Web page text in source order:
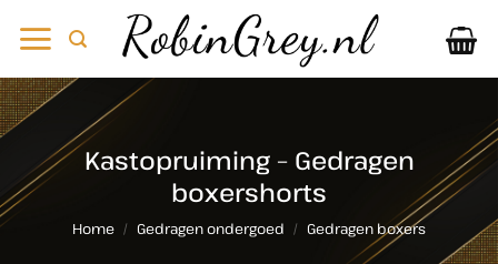
naar
Kastopruiming – Gedragen
boxershorts
Home / Gedragen ondergoed / Gedragen boxers